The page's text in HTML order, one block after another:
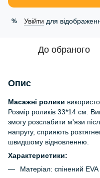
% Увійти для
До обраного
Опис
Масажні ролики
Розмір роликів 33*14 см.
змогу розслабити м'язи
напругу, сприяють
швидшому відновленню.
Характеристики:
Матеріал: спінений EVA